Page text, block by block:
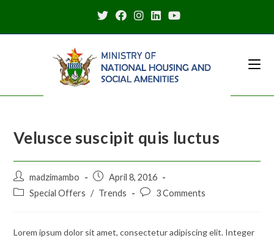
content
Velusce suscipit quis luctus
Post
author:
madzimambo
Post
published:
April 8, 2016
PostSpecial Offers / Trends
Post3 Comments
Lorem ipsum dolor sit amet, consectetur adipiscing elit. Integer